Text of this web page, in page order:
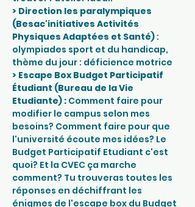
> Direction les paralympiques
(Besac'initiatives Activités
Physiques Adaptées et Santé) :
olympiades sport et du handicap,
thème du jour : déficience motrice
> Escape Box Budget Participatif
Étudiant (Bureau de la Vie
Etudiante) : Comment faire pour
modifier le campus selon mes
besoins? Comment faire pour que
l'université écoute mes idées? Le
Budget Participatif Etudiant c'est
quoi? Et la CVEC ça marche
comment? Tu trouveras toutes les
réponses en déchiffrant les
énigmes de l'escape box du Budget